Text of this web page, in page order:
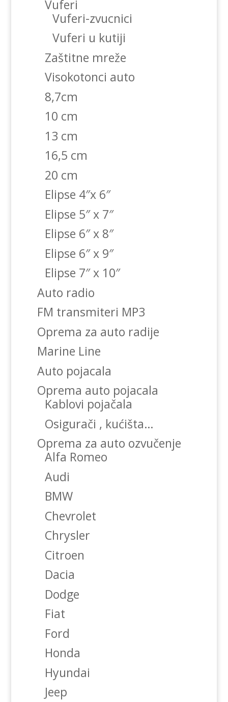
Vuferi
Vuferi-zvucnici
Vuferi u kutiji
Zaštitne mreže
Visokotonci auto
8,7cm
10 cm
13 cm
16,5 cm
20 cm
Elipse 4″x 6″
Elipse 5″ x 7″
Elipse 6″ x 8″
Elipse 6″ x 9″
Elipse 7″ x 10″
Auto radio
FM transmiteri MP3
Oprema za auto radije
Marine Line
Auto pojacala
Oprema auto pojacala
Kablovi pojačala
Osigurači , kućišta…
Oprema za auto ozvučenje
Alfa Romeo
Audi
BMW
Chevrolet
Chrysler
Citroen
Dacia
Dodge
Fiat
Ford
Honda
Hyundai
Jeep